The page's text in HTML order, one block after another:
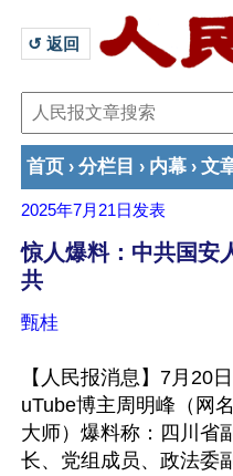
↺ 返回
首页 › 分栏目 › 内幕 › 文
2025年7月21日 发表
惊人爆料：中共国安
共
甄桂
【人民报消息】7月20
uTube博主周明峰（网
大师）爆料称：四川省
长、党组成员、政法委